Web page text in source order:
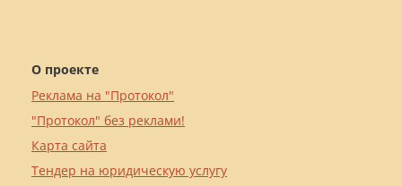
О проекте
Реклама на "Протокол"
"Протокол" без реклами!
Карта сайта
Тендер на юридическую услугу